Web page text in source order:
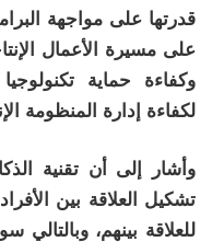
قدرتها على مواجهة
على مسيرة الأعمال
وكفاءة حماية
لكفاءة إدارة المنظومة
وأشار إلى أن تقنية
تشكيل العلاقة بين
للعلاقة بينهم،